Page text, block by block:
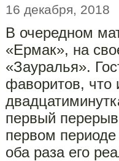
16 декабря, 2018
В очередном
«Ермак», на
«Зауралья».
фаворитов, что
первый
первом
оба раза его